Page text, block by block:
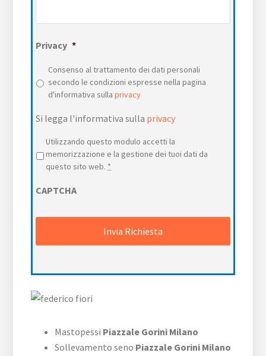
Privacy *
Consenso al trattamento dei dati personali
secondo le condizioni espresse nella pagina
d'informativa sullaprivacy
Si legga l'informativa sulla privacy
Privacy *
Utilizzando questo modulo accetti la
memorizzazione e la gestione dei tuoi dati da
questo sito web. *
CAPTCHA
Mastopessi Piazzale Gorini Milano
Sollevamento seno Piazzale Gorini Milano